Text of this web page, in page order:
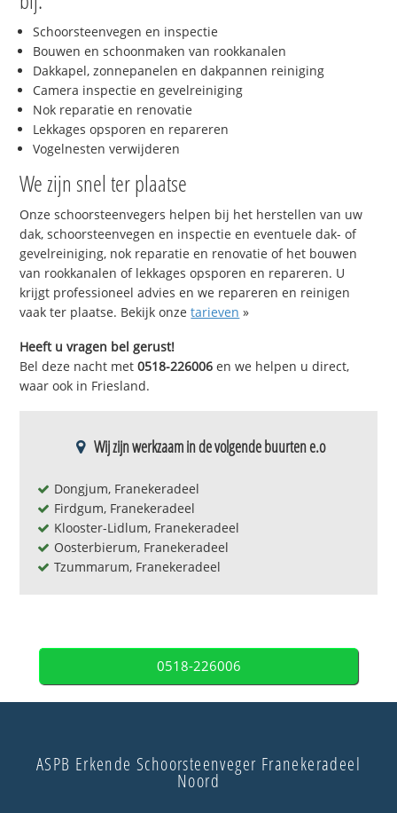
Schoorsteenvegen en inspectie
Bouwen en schoonmaken van rookkanalen
Dakkapel, zonnepanelen en dakpannen reiniging
Camera inspectie en gevelreiniging
Nok reparatie en renovatie
Lekkages opsporen en repareren
Vogelnesten verwijderen
We zijn snel ter plaatse
Onze schoorsteenvegers helpen bij het herstellen van uw
dak, schoorsteenvegen en inspectie en eventuele dak- of
gevelreiniging, nok reparatie en renovatie of het bouwen
van rookkanalen of lekkages opsporen en repareren. U
krijgt professioneel advies en we repareren en reinigen
vaak ter plaatse. Bekijk onzetarieven »
Heeft u vragen bel gerust!
Bel deze nacht met0518-226006 en we helpen u direct,
waar ook in Friesland.
Wij zijn werkzaam in de volgende buurten e.o
Dongjum, Franekeradeel
Firdgum, Franekeradeel
Klooster-Lidlum, Franekeradeel
Oosterbierum, Franekeradeel
Tzummarum, Franekeradeel
0518-226006
ASPB Erkende Schoorsteenveger Franekeradeel
Noord